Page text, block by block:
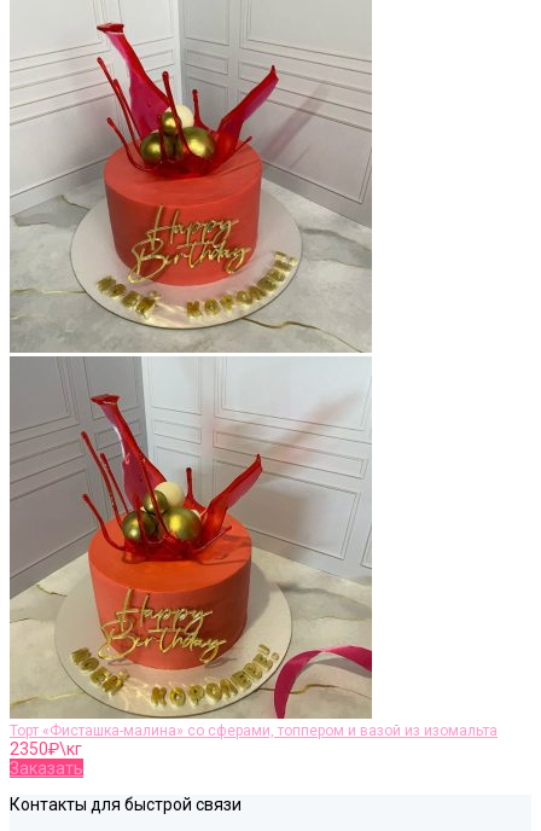
Торт «Фисташка-малина» со сферами, топпером и вазой из изомальта
2350₽\кг
Заказать
Контакты для быстрой связи